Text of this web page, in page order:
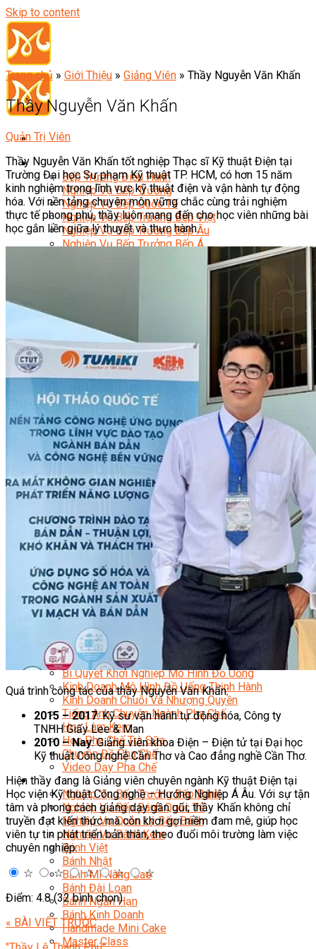
Skip to content
Đầu Bếp
Bếp Trưởng Điều Hành
Nghiệp Vụ Bếp Trưởng
Nghiệp Vụ Bếp Quốc Tế
Nghiệp Vụ Bếp Trưởng Bếp Việt
Nghiệp Vụ Bếp Trưởng Bếp Âu
Nghiệp Vụ Bếp Trưởng Bếp Á
Nghiệp Vụ Bếp Trưởng Bếp Hoa
Nghiệp Vụ Quản Lý Bếp
Nghiệp Vụ Cấp Dưỡng
Nghiệp Vụ Bếp Phụ
Điểm Tâm Hồng Kông
Eat Clean
Food Stylist
Master Class
Bếp Gia Đình
Học Nấu Ăn Mở Quán
Chuyên Đề Bếp Nóng
Khởi Sự Kinh Doanh Ngành F&B
Khởi Sự Kinh Doanh Nhà Hàng
Bí Quyết Kinh Doanh và Vận Hành Mô Hình Ẩm
Thực
Video Dạy Nấu Ăn
Pha Chế
Nghiệp Vụ Bar Trưởng
Nghiệp Vụ Bartender Chuyên Nghiệp
Nghiệp Vụ Barista Chuyên Nghiệp
Nghiệp Vụ Flair Bartending Chuyên Nghiệp
Nghiệp Vụ Pha Chế Đặc Biệt
Nghiệp Vụ Pha Chế Tổng Hợp
Nghiệp Vụ Quản Lý Bar
Chuyên Gia Cà Phê
Cà Phê Pha Máy
Khởi Sự Kinh Doanh Cafe – Chuỗi Cafe
Bí Quyết Khởi Nghiệp Mô Hình Đồ Uống
Kinh Doanh Mô Hình Đồ Uống Thịnh Hành
Kinh Doanh Chuỗi Và Nhượng Quyền
Tiếng Anh Chuyên Ngành Pha Chế
Học Làm Kem
Học Pha Chế Trà Sữa
Chuyên Đề Pha Chế
Video Dạy Pha Chế
Làm Bánh
Nghiệp Vụ Bếp Trưởng Bếp Bánh
Nghiệp Vụ Bếp Bánh Quốc Tế
Nghiệp Vụ Quản Lý Bếp Bánh
Nghiệp Vụ Bánh Kem
Bánh Việt
Bánh Nhật
Bánh Mì Nâng Cao
Bánh Đài Loan
Bánh Ngắn Hạn
Bánh Kinh Doanh
Handmade Mini Cake
Master Class
Trang chủ » Giới Thiệu » Giảng Viên » Thầy Nguyễn Văn Khấn
Thầy Nguyễn Văn Khấn
Quản Trị Viên
Thầy Nguyễn Văn Khấn tốt nghiệp Thạc sĩ Kỹ thuật Điện tại
Trường Đại học Sư phạm Kỹ thuật TP. HCM, có hơn 15 năm
kinh nghiệm trong lĩnh vực kỹ thuật điện và vận hành tự động
hóa. Với nền tảng chuyên môn vững chắc cùng trải nghiệm
thực tế phong phú, thầy luôn mang đến cho học viên những bài
học gắn liền giữa lý thuyết và thực hành.
Quá trình công tác của thầy Nguyễn Văn Khấn:
2015 – 2017: Kỹ sư vận hành tự động hóa, Công ty
TNHH Giấy Lee & Man
2010 – Nay: Giảng viên khoa Điện – Điện tử tại Đại học
Kỹ thuật Công nghệ Cần Thơ và Cao đẳng nghề Cần Thơ.
Hiện thầy đang là Giảng viên chuyên ngành Kỹ thuật Điện tại
Học viện Kỹ thuật Công nghệ – Hướng Nghiệp Á Âu. Với sự tận
tâm và phong cách giảng dạy gần gũi, thầy Khấn không chỉ
truyền đạt kiến thức mà còn khơi gợi niềm đam mê, giúp học
viên tự tin phát triển bản thân, theo đuổi môi trường làm việc
chuyên nghiệp.
☆
☆ ☆ ☆
☆
Điểm: 4.8 (32 bình chọn)
« BÀI VIẾT TRƯỚC